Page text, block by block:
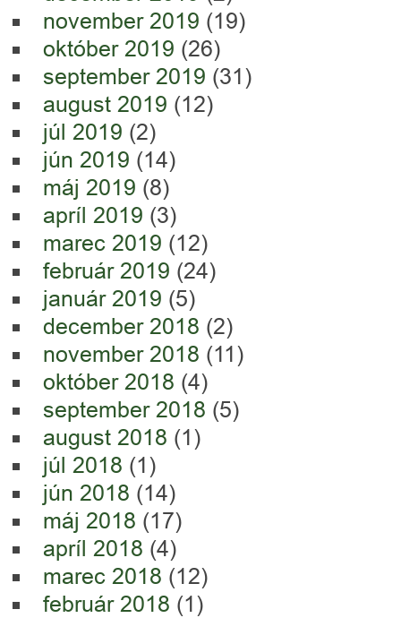
november 2019 (19)
október 2019 (26)
september 2019 (31)
august 2019 (12)
júl 2019 (2)
jún 2019 (14)
máj 2019 (8)
apríl 2019 (3)
marec 2019 (12)
február 2019 (24)
január 2019 (5)
december 2018 (2)
november 2018 (11)
október 2018 (4)
september 2018 (5)
august 2018 (1)
júl 2018 (1)
jún 2018 (14)
máj 2018 (17)
apríl 2018 (4)
marec 2018 (12)
február 2018 (1)